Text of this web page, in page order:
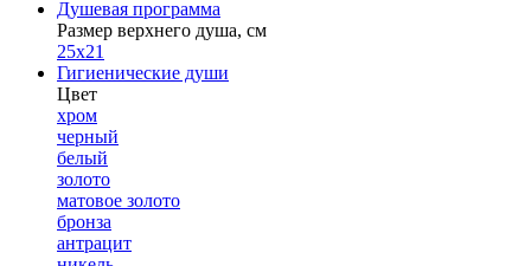
Душевая программа
Размер верхнего душа, см
25х21
Гигиенические души
Цвет
хром
черный
белый
золото
матовое золото
бронза
антрацит